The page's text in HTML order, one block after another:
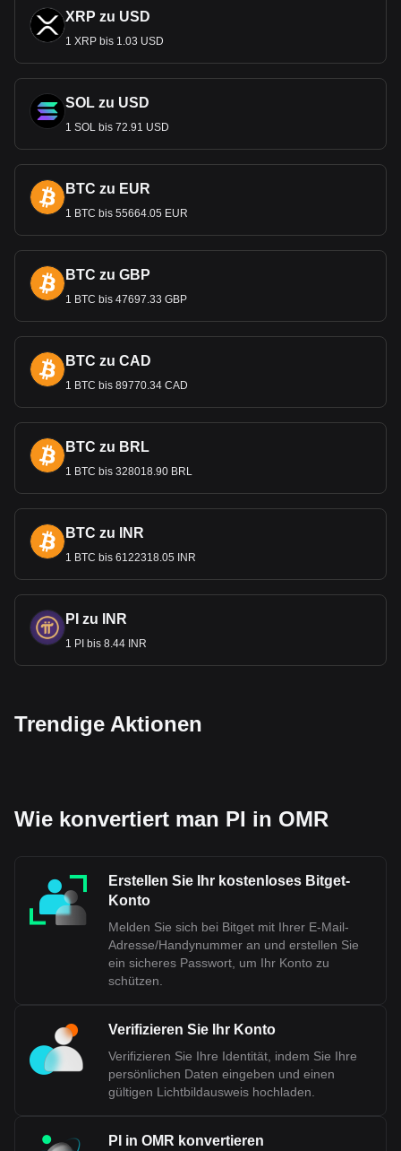
XRP zu USD
1 XRP bis 1.03 USD
SOL zu USD
1 SOL bis 72.91 USD
BTC zu EUR
1 BTC bis 55664.05 EUR
BTC zu GBP
1 BTC bis 47697.33 GBP
BTC zu CAD
1 BTC bis 89770.34 CAD
BTC zu BRL
1 BTC bis 328018.90 BRL
BTC zu INR
1 BTC bis 6122318.05 INR
PI zu INR
1 PI bis 8.44 INR
Trendige Aktionen
Wie konvertiert man PI in OMR
Erstellen Sie Ihr kostenloses Bitget-
Konto
Melden Sie sich bei Bitget mit Ihrer E-Mail-
Adresse/Handynummer an und erstellen Sie
ein sicheres Passwort, um Ihr Konto zu
schützen.
Verifizieren Sie Ihr Konto
Verifizieren Sie Ihre Identität, indem Sie Ihre
persönlichen Daten eingeben und einen
gültigen Lichtbildausweis hochladen.
PI in OMR konvertieren